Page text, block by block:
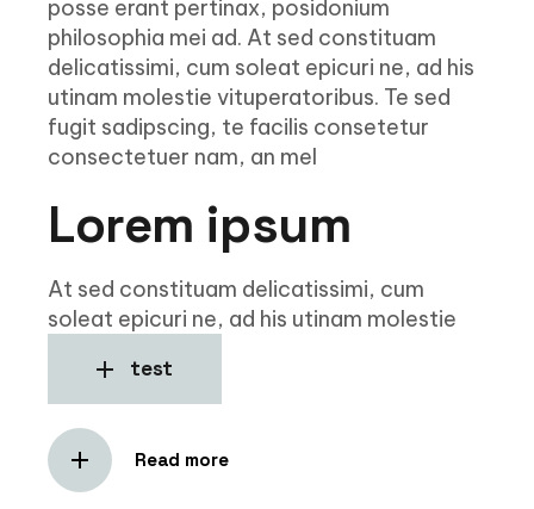
posse erant pertinax, posidonium
philosophia mei ad. At sed constituam
delicatissimi, cum soleat epicuri ne, ad his
utinam molestie vituperatoribus. Te sed
fugit sadipscing, te facilis consetetur
consectetuer nam, an mel
Lorem ipsum
At sed constituam delicatissimi, cum
soleat epicuri ne, ad his utinam molestie
test
Read more